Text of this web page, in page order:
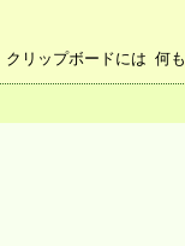
クリップボードには 何